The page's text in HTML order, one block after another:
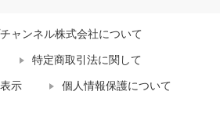
ャンネル株式会社について
特定商取引法に関して
示 個人情報保護について